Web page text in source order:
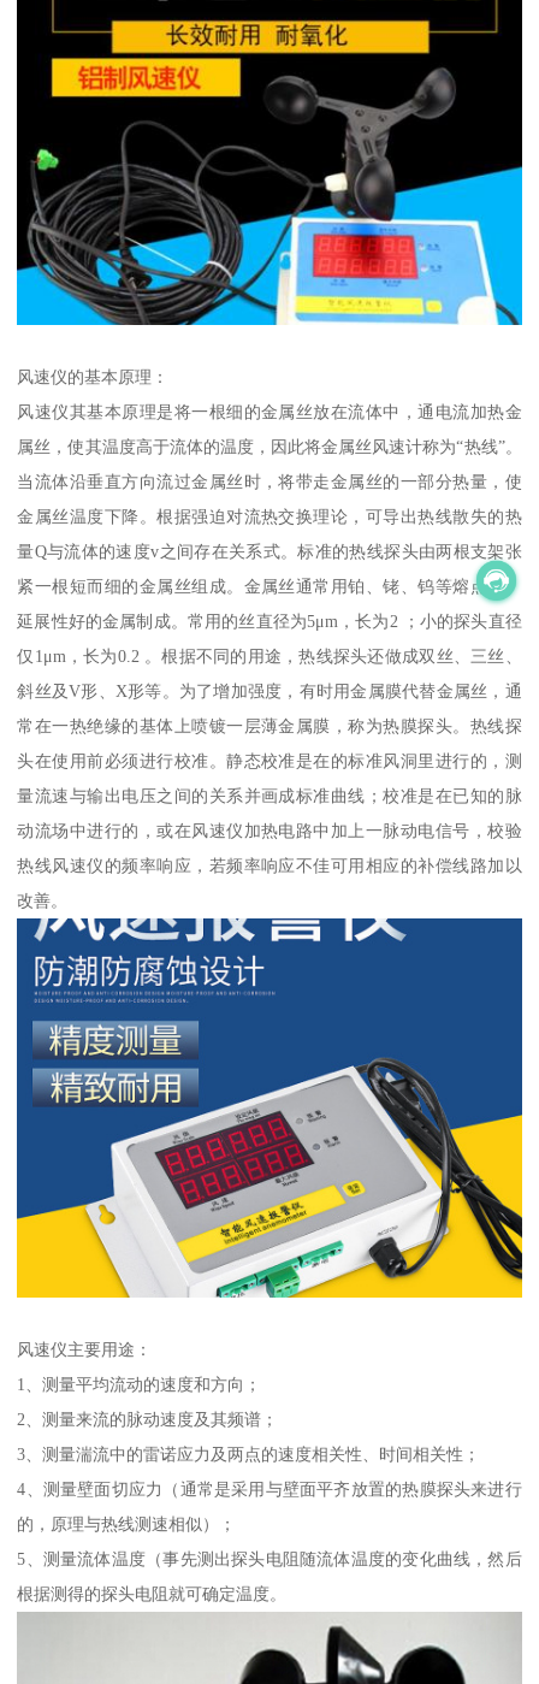
风速仪的基本原理：
风速仪其基本原理是将一根细的金属丝放在流体中，通电流加热金
属丝，使其温度高于流体的温度，因此将金属丝风速计称为“热线”。
当流体沿垂直方向流过金属丝时，将带走金属丝的一部分热量，使
金属丝温度下降。根据强迫对流热交换理论，可导出热线散失的热
量Q与流体的速度v之间存在关系式。标准的热线探头由两根支架张
紧一根短而细的金属丝组成。金属丝通常用铂、铑、钨等熔点高、
延展性好的金属制成。常用的丝直径为5μm，长为2 ；小的探头直径
仅1μm，长为0.2 。根据不同的用途，热线探头还做成双丝、三丝、
斜丝及V形、X形等。为了增加强度，有时用金属膜代替金属丝，通
常在一热绝缘的基体上喷镀一层薄金属膜，称为热膜探头。热线探
头在使用前必须进行校准。静态校准是在的标准风洞里进行的，测
量流速与输出电压之间的关系并画成标准曲线；校准是在已知的脉
动流场中进行的，或在风速仪加热电路中加上一脉动电信号，校验
热线风速仪的频率响应，若频率响应不佳可用相应的补偿线路加以
改善。
风速仪主要用途：
1、测量平均流动的速度和方向；
2、测量来流的脉动速度及其频谱；
3、测量湍流中的雷诺应力及两点的速度相关性、时间相关性；
4、测量壁面切应力（通常是采用与壁面平齐放置的热膜探头来进行
的，原理与热线测速相似）；
5、测量流体温度（事先测出探头电阻随流体温度的变化曲线，然后
根据测得的探头电阻就可确定温度。